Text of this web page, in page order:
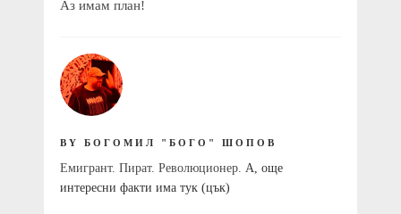
Аз имам план!
BY БОГОМИЛ "БОГО" ШОПОВ
Емигрант. Пират. Революционер. А, още
интересни факти има тук (цък)